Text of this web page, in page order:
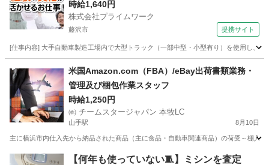
す！
時給1,640円
株式会社プライムワーク
藤沢市 提携サイト
[仕事内容] 大手自動車製造工場内で大型トラック（一部中型・小型有り）を使用
ドライバー
米国Amazon.com（FBA）/eBay出荷書類業務・
管理及び梱包作業スタッフ
時給1,250円
㈱ チームスタージャパン 本牧LC
山手駅 8月10日
主に横浜市内仕入先から納品された商品（主に食品・自動車関連商品）の荷受～棚入
神奈川 横浜市 山手駅 倉庫 スタッフ
【何年も使っていない🧵】ミシンを査定